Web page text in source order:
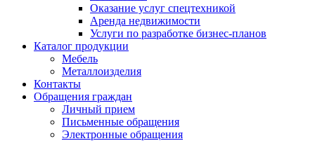
Оказание услуг спецтехникой
Аренда недвижимости
Услуги по разработке бизнес-планов
Каталог продукции
Мебель
Металлоизделия
Контакты
Обращения граждан
Личный прием
Письменные обращения
Электронные обращения